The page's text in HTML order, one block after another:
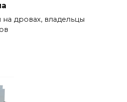
дровах, владельцы